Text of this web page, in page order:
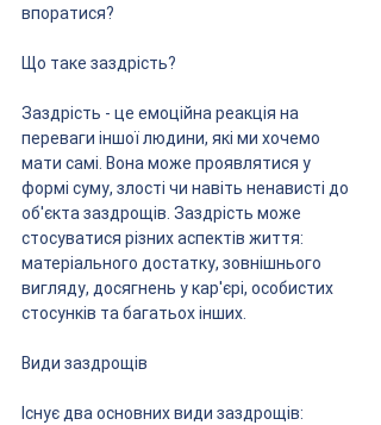
впоратися?
Що таке заздрість?
Заздрість - це емоційна реакція на
переваги іншої людини, які ми хочемо
мати самі. Вона може проявлятися у
формі суму, злості чи навіть ненависті до
об'єкта заздрощів. Заздрість може
стосуватися різних аспектів життя:
матеріального достатку, зовнішнього
вигляду, досягнень у кар'єрі, особистих
стосунків та багатьох інших.
Види заздрощів
Існує два основних види заздрощів: